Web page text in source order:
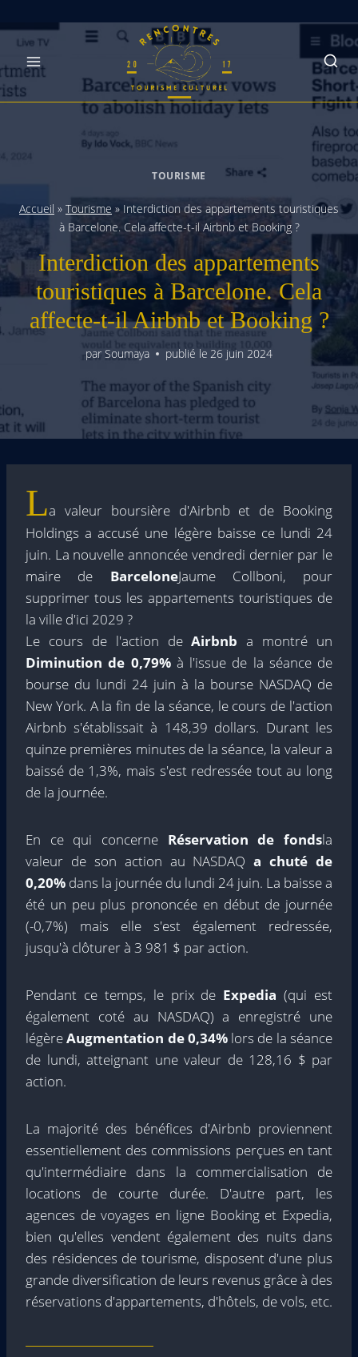
Skip
content
TOURISME
Accueil » Tourisme » Interdiction des appartements touristiques
à Barcelone. Cela affecte-t-il Airbnb et Booking ?
Interdiction des appartements
touristiques à Barcelone. Cela
affecte-t-il Airbnb et Booking ?
parSoumaya publié le 26 juin 2024
La valeur boursière d'Airbnb et de Booking
Holdings a accusé une légère baisse ce lundi 24
juin. La nouvelle annoncée vendredi dernier par le
maire de BarceloneJaume Collboni, pour
supprimer tous les appartements touristiques de
la ville d'ici 2029 ?
Le cours de l'action deAirbnb a montré un
Diminution de 0,79%à l'issue de la séance de
bourse du lundi 24 juin à la bourse NASDAQ de
New York. A la fin de la séance, le cours de l'action
Airbnb s'établissait à 148,39 dollars. Durant les
quinze premières minutes de la séance, la valeur a
baissé de 1,3%, mais s'est redressée tout au long
de la journée.
En ce qui concerne Réservation de fondsla
valeur de son action au NASDAQa chuté de
0,20% dans la journée du lundi 24 juin. La baisse a
été un peu plus prononcée en début de journée
(-0,7%) mais elle s'est également redressée,
jusqu'à clôturer à 3 981 $ par action.
Pendant ce temps, le prix de Expedia (qui est
également coté au NASDAQ) a enregistré une
légèreAugmentation de 0,34%lors de la séance
de lundi, atteignant une valeur de 128,16 $ par
action.
La majorité des bénéfices d'Airbnb proviennent
essentiellement des commissions perçues en tant
qu'intermédiaire dans la commercialisation de
locations de courte durée. D'autre part, les
agences de voyages en ligne Booking et Expedia,
bien qu'elles vendent également des nuits dans
des résidences de tourisme, disposent d'une plus
grande diversification de leurs revenus grâce à des
réservations d'appartements, d'hôtels, de vols, etc.